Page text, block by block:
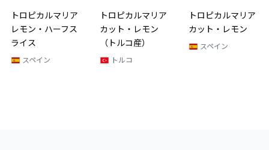
トロピカルマリア
カット・レモン
（トルコ産）
トルコ
トロピカルマリア
カット・レモン
スペイン